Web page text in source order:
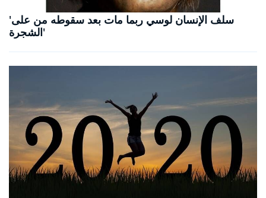
'سلف الإنسان لوسي ربما مات بعد سقوطه من على
الشجرة'